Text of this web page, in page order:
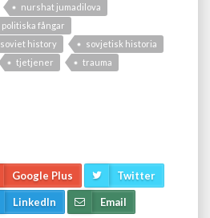
nurshat jumadilova
politiska fångar
soviet history
sovjetisk historia
tjetjener
trauma
Google Plus Twitter
LinkedIn Email